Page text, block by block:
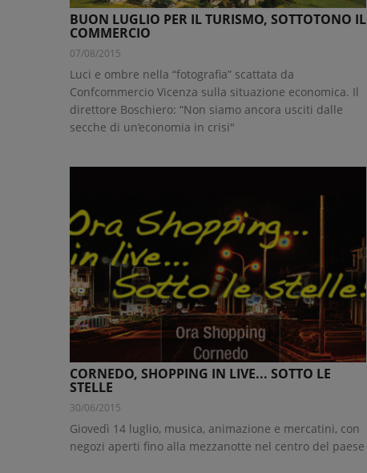
BUON LUGLIO PER IL TURISMO, SOTTOTONO IL
COMMERCIO
07/08/2015
Luci e ombre nella “fotografia” scattata da
Confcommercio Vicenza sulla situazione economica. Il
direttore Boschiero: “Non siamo ancora usciti dalle
secche di un’economia in crisi"
CORNEDO, SHOPPING IN LIVE... SOTTO LE
STELLE
30/06/2015
Giovedì 14 luglio, musica, animazione e mercatini, con
negozi aperti fino alla mezzanotte nel centro del paese